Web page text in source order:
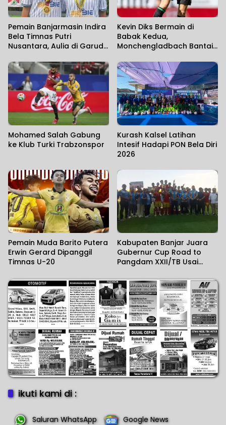
Pemain Banjarmasin Indira
Bela Timnas Putri
Nusantara, Aulia di Garuda
Cup 2026
Kevin Diks Bermain di
Babak Kedua,
Monchengladbach Bantai
Mohamed Salah Gabung
ke Klub Turki Trabzonspor
Kurash Kalsel Latihan
Intesif Hadapi PON Bela Diri
2026
Pemain Muda Barito Putera
Erwin Gerard Dipanggil
Timnas U-20
Kabupaten Banjar Juara
Gubernur Cup Road to
Pangdam XXII/TB Usai
ikuti kami di :
Saluran WhatsApp Google News